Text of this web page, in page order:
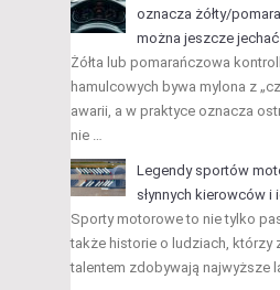
oznacza żółty/
można jeszcze jechać
Żółta lub pomarańczowa
hamulcowych bywa mylona z
awarii, a w praktyce oznacza
nie …
Legendy sportów
słynnych kierowców i
Sporty motorowe to nie tylko
także historie o ludziach, którzy
talentem zdobywają najwyższe